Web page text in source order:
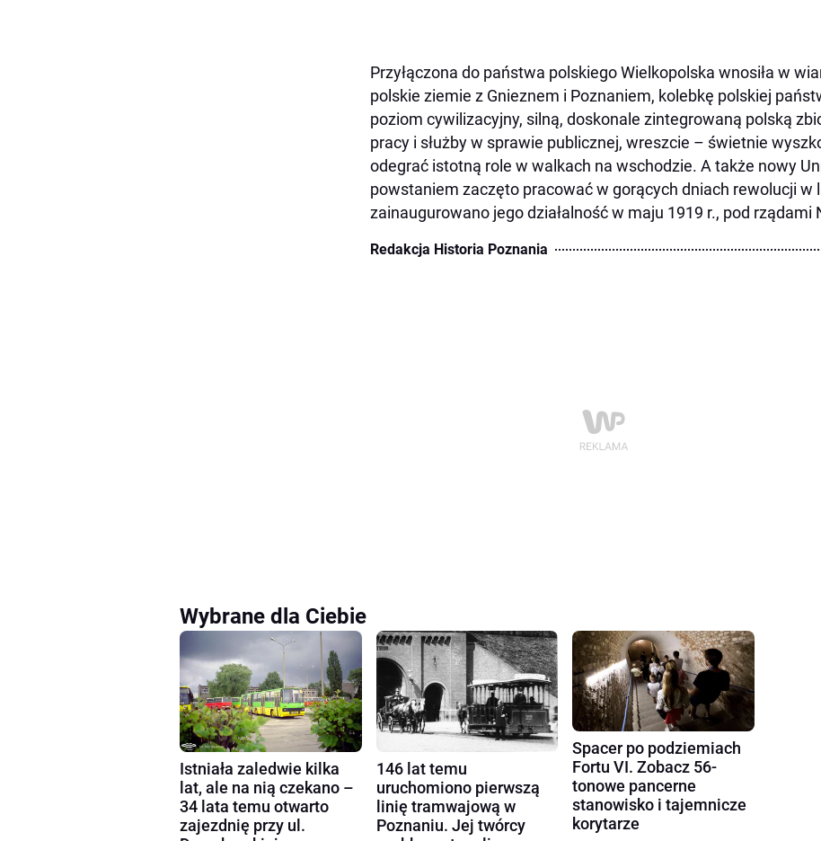
Przyłączona do państwa polskiego Wielkopolska wnosiła w
polskie ziemie z Gnieznem i Poznaniem, kolebkę polskiej
poziom cywilizacyjny, silną, doskonale zintegrowaną polską
pracy i służby w sprawie publicznej, wreszcie – świetnie
odegrać istotną role w walkach na wschodzie. A także nowy
powstaniem zaczęto pracować w gorących dniach rewolucji w
zainaugurowano jego działalność w maju 1919 r., pod rządami
Redakcja Historia Poznania
Wybrane dla Ciebie
Istniała zaledwie kilka
lat, ale na nią czekano –
34 lata temu otwarto
zajezdnię przy ul.
146 lat temu
uruchomiono pierwszą
linię tramwajową w
Poznaniu. Jej twórcy
Spacer po podziemiach
Fortu VI. Zobacz 56-
tonowe pancerne
stanowisko i tajemnicze
korytarze